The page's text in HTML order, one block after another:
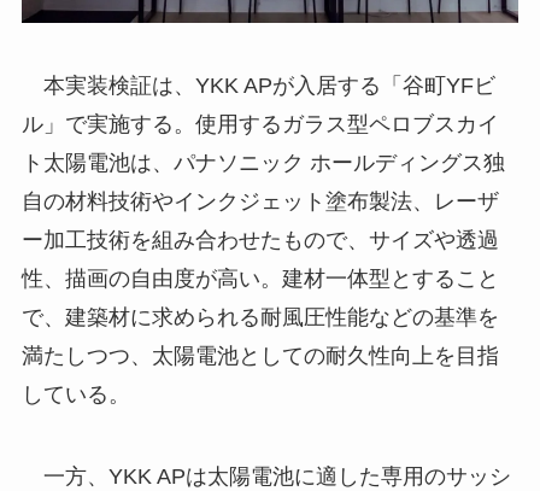
本実装検証は、YKK APが入居する「谷町YFビ
ル」で実施する。使用するガラス型ペロブスカイ
ト太陽電池は、パナソニック ホールディングス独
自の材料技術やインクジェット塗布製法、レーザ
ー加工技術を組み合わせたもので、サイズや透過
性、描画の自由度が高い。建材一体型とすること
で、建築材に求められる耐風圧性能などの基準を
満たしつつ、太陽電池としての耐久性向上を目指
している。
一方、YKK APは太陽電池に適した専用のサッシ